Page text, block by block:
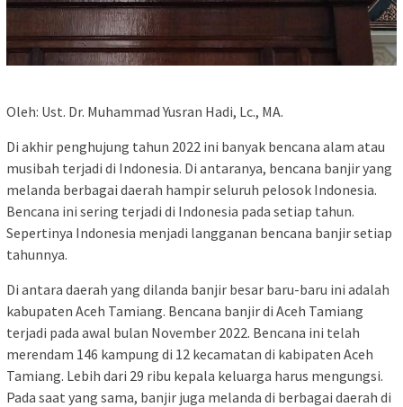
Oleh: Ust. Dr. Muhammad Yusran Hadi, Lc., MA.
Di akhir penghujung tahun 2022 ini banyak bencana alam atau
musibah terjadi di Indonesia. Di antaranya, bencana banjir yang
melanda berbagai daerah hampir seluruh pelosok Indonesia.
Bencana ini sering terjadi di Indonesia pada setiap tahun.
Sepertinya Indonesia menjadi langganan bencana banjir setiap
tahunnya.
Di antara daerah yang dilanda banjir besar baru-baru ini adalah
kabupaten Aceh Tamiang. Bencana banjir di Aceh Tamiang
terjadi pada awal bulan November 2022. Bencana ini telah
merendam 146 kampung di 12 kecamatan di kabipaten Aceh
Tamiang. Lebih dari 29 ribu kepala keluarga harus mengungsi.
Pada saat yang sama, banjir juga melanda di berbagai daerah di